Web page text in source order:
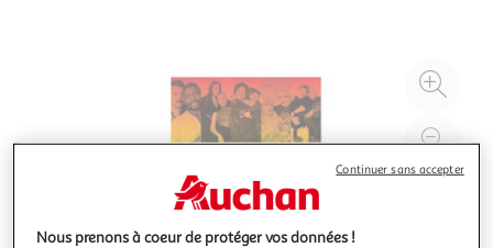
à
Nous prenons à coeur de protéger vos données !
Continuer sans accepter